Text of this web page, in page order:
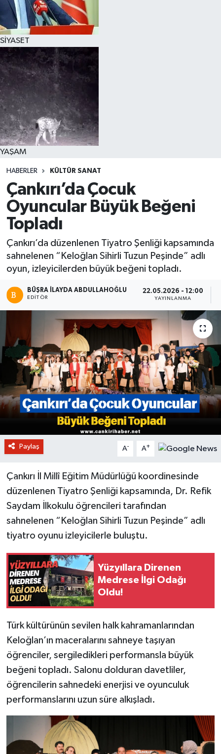
SİYASET
YAŞAM
HABERLER KÜLTÜR SANAT
Çankırı’da Çocuk
Oyuncular Büyük Beğeni
Topladı
Çankırı’da düzenlenen Tiyatro Şenliği kapsamında
sahnelenen “Keloğlan Sihirli Tuzun Peşinde” adlı
oyun, izleyicilerden büyük beğeni topladı.
BÜŞRA İLAYDA ABDULLAHOĞLU
EDITÖR
22.05.2026 - 12:00
YAYINLANMA
Paylaş A- A+
Çankırı İl Millî Eğitim Müdürlüğü koordinesinde
düzenlenen Tiyatro Şenliği kapsamında, Dr. Refik
Saydam İlkokulu öğrencileri tarafından
sahnelenen “Keloğlan Sihirli Tuzun Peşinde” adlı
tiyatro oyunu izleyicilerle buluştu.
Yüzyıllara Direnen
Medrese İlgi Odağı
Oldu!
Türk kültürünün sevilen halk kahramanlarından
Keloğlan’ın maceralarını sahneye taşıyan
öğrenciler, sergiledikleri performansla büyük
beğeni topladı. Salonu dolduran davetliler,
öğrencilerin sahnedeki enerjisi ve oyunculuk
performanslarını uzun süre alkışladı.